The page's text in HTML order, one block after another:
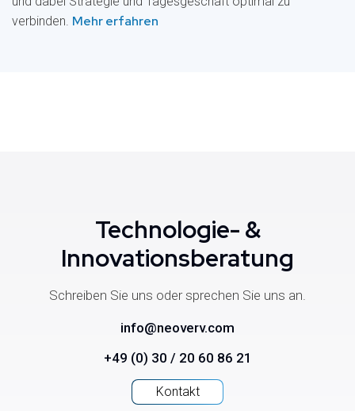
verbinden. Mehr erfahren
Technologie- &
Innovationsberatung
Schreiben Sie uns oder sprechen Sie uns an.
info@neoverv.com
+49 (0) 30 / 20 60 86 21
Kontakt